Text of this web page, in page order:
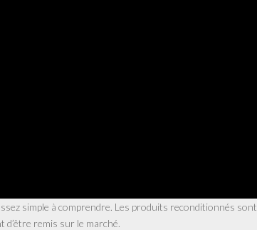
simple à comprendre. Les produits reconditionnés sont
d’être remis sur le marché.